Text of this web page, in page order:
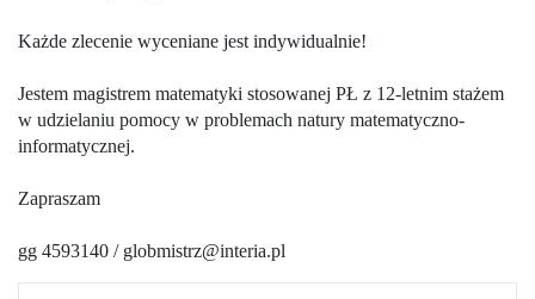
Każde zlecenie wyceniane jest indywidualnie!
Jestem magistrem matematyki stosowanej PŁ z 12-letnim stażem
w udzielaniu pomocy w problemach natury matematyczno-
informatycznej.
Zapraszam
gg 4593140 / globmistrz@interia.pl